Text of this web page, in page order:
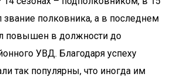
звание полковника, а в последнем
повышен в должности до
УВД. Благодаря успеху
так популярны, что иногда им